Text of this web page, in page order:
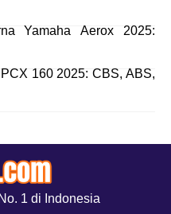
Yamaha Aerox 2025:
160 2025: CBS, ABS,
1 di Indonesia